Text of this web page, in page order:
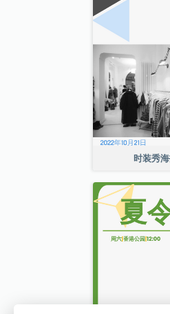
时装秀